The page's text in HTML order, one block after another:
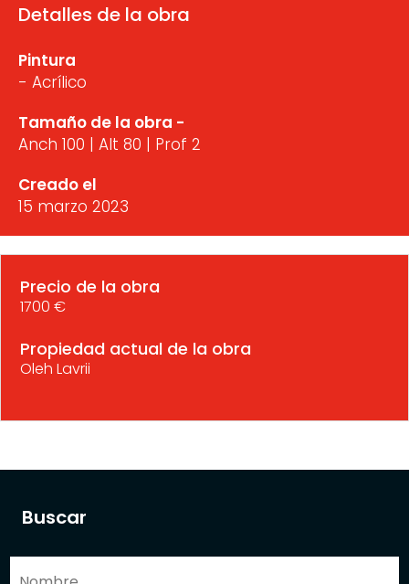
Buscar
Detalles de la obra
Pintura
- Acrílico
Tamaño de la obra -
Anch 100 | Alt 80 | Prof 2
Creado el
15 marzo 2023
Precio de la obra
1700 €
Propiedad actual de la obra
Oleh Lavrii